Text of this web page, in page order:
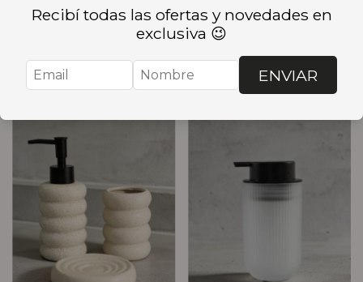
BAÑO
Filtrar
Recibí todas las ofertas y novedades en
exclusiva 😉
ENVIAR